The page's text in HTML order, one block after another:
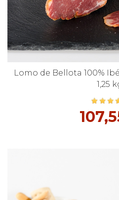
Lomo de Bellota 100%
1,25